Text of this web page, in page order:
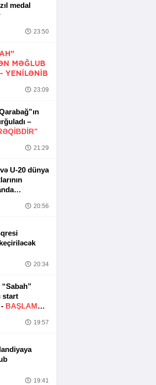
medal
23:50
MƏĞLUB
YENİLƏNİB
23:09
–
21:29
U-20 dünya
20:56
20:34
start
BAŞLAMA
19:57
19:41